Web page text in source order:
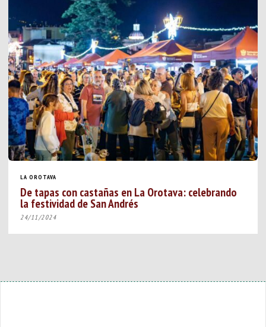
LA OROTAVA
De tapas con castañas en La Orotava: celebrando
la festividad de San Andrés
24/11/2024